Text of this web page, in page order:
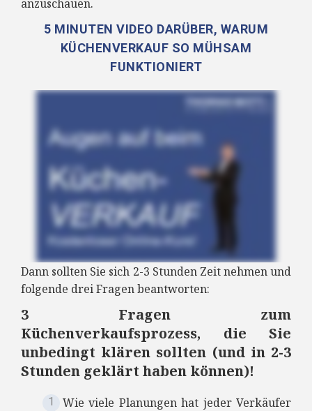
anzuschauen.
5 MINUTEN VIDEO DARÜBER, WARUM
KÜCHENVERKAUF SO MÜHSAM
FUNKTIONIERT
Dann sollten Sie sich 2-3 Stunden Zeit nehmen und
folgende drei Fragen beantworten:
3 Fragen zum
Küchenverkaufsprozess, die Sie
unbedingt klären sollten (und in 2-3
Stunden geklärt haben können)!
Wie viele Planungen hat jeder Verkäufer